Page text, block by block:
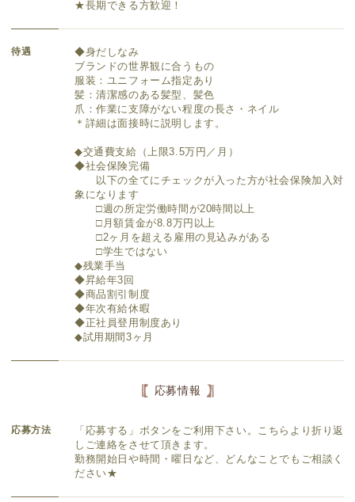
★長期できる方歓迎！
待遇
◆身だしなみ
ブランドの世界観に合うもの
服装：ユニフォーム指定あり
髪：清潔感のある髪型、髪色
爪：作業に支障がない程度の長さ・ネイル
＊詳細は面接時に説明します。
◆交通費支給（上限3.5万円／月）
◆社会保険完備
以下の全てにチェックが入った方が社会保険加入対
象になります
□週の所定労働時間が20時間以上
□月額賃金が8.8万円以上
□2ヶ月を超える雇用の見込みがある
□学生ではない
◆残業手当
◆昇給年3回
◆商品割引制度
◆年次有給休暇
◆正社員登用制度あり
◆試用期間3ヶ月
応募情報
応募方法
「応募する」ボタンをご利用下さい。こちらより折り返
しご連絡をさせて頂きます。
勤務開始日や時間・曜日など、どんなことでもご相談く
ださい★